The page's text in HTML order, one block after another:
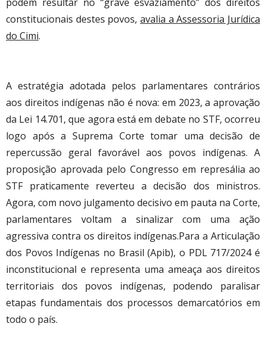
constitucionais destes povos, avalia a Assessoria Jurídica
do Cimi.
A estratégia adotada pelos parlamentares contrários
aos direitos indígenas não é nova: em 2023, a aprovação
da Lei 14.701, que agora está em debate no STF, ocorreu
logo após a Suprema Corte tomar uma decisão de
repercussão geral favorável aos povos indígenas. A
proposição aprovada pelo Congresso em represália ao
STF praticamente reverteu a decisão dos ministros.
Agora, com novo julgamento decisivo em pauta na Corte,
parlamentares voltam a sinalizar com uma ação
agressiva contra os direitos indígenas.Para a Articulação
dos Povos Indígenas no Brasil (Apib), o PDL 717/2024 é
inconstitucional e representa uma ameaça aos direitos
territoriais dos povos indígenas, podendo paralisar
etapas fundamentais dos processos demarcatórios em
todo o país.